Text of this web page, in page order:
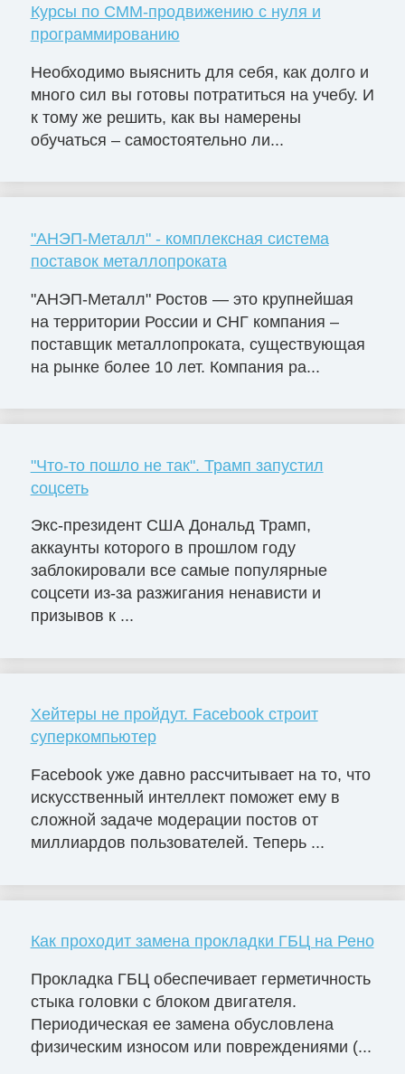
Курсы по СММ-продвижению с нуля и
программированию
Необходимо выяснить для себя, как долго и
много сил вы готовы потратиться на учебу. И
к тому же решить, как вы намерены
обучаться – самостоятельно ли...
"АНЭП-Металл" - комплексная система
поставок металлопроката
"АНЭП-Металл" Ростов — это крупнейшая
на территории России и СНГ компания –
поставщик металлопроката, существующая
на рынке более 10 лет. Компания ра...
"Что-то пошло не так". Трамп запустил
соцсеть
Экс-президент США Дональд Трамп,
аккаунты которого в прошлом году
заблокировали все самые популярные
соцсети из-за разжигания ненависти и
призывов к ...
Хейтеры не пройдут. Facebook строит
суперкомпьютер
Facebook уже давно рассчитывает на то, что
искусственный интеллект поможет ему в
сложной задаче модерации постов от
миллиардов пользователей. Теперь ...
Как проходит замена прокладки ГБЦ на Рено
Прокладка ГБЦ обеспечивает герметичность
стыка головки с блоком двигателя.
Периодическая ее замена обусловлена
физическим износом или повреждениями (...